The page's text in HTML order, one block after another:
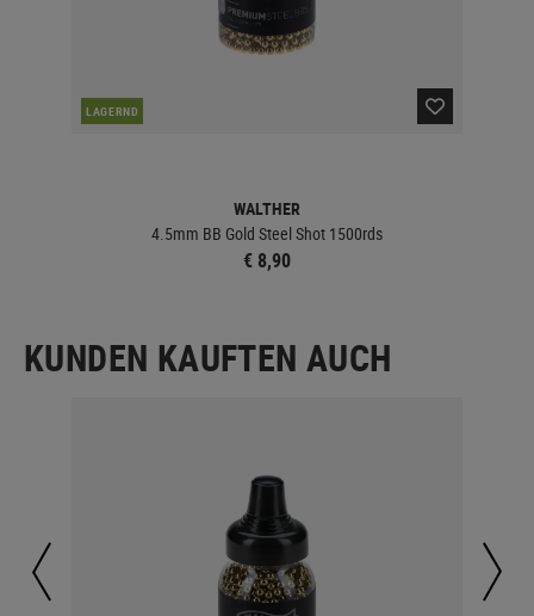
LAGERND
WALTHER
4.5mm BB Gold Steel Shot 1500rds
€ 8,90
KUNDEN KAUFTEN AUCH